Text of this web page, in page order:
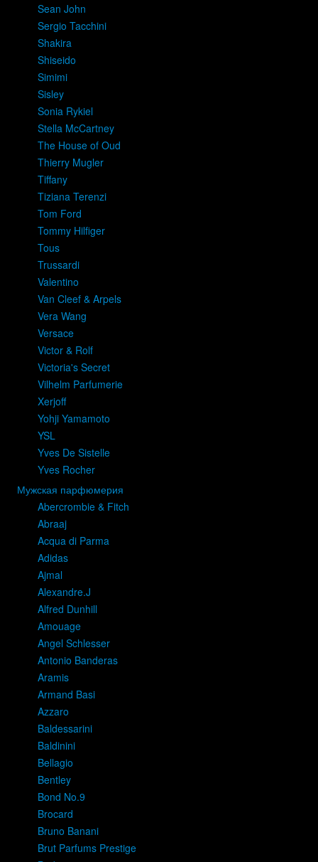
Sean John
Sergio Tacchini
Shakira
Shiseido
Simimi
Sisley
Sonia Rykiel
Stella McCartney
The House of Oud
Thierry Mugler
Tiffany
Tiziana Terenzi
Tom Ford
Tommy Hilfiger
Tous
Trussardi
Valentino
Van Cleef & Arpels
Vera Wang
Versace
Victor & Rolf
Victoria's Secret
Vilhelm Parfumerie
Xerjoff
Yohji Yamamoto
YSL
Yves De Sistelle
Yves Rocher
Мужская парфюмерия
Abercrombie & Fitch
Abraaj
Acqua di Parma
Adidas
Ajmal
Alexandre.J
Alfred Dunhill
Amouage
Angel Schlesser
Antonio Banderas
Aramis
Armand Basi
Azzaro
Baldessarini
Baldinini
Bellagio
Bentley
Bond No.9
Brocard
Bruno Banani
Brut Parfums Prestige